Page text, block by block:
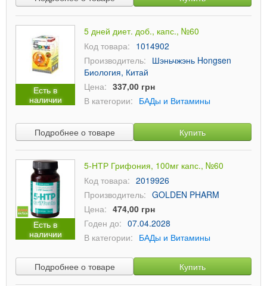
Есть в
наличии
5 дней диет. доб., капс., №60
Код товара: 1014902
Производитель: Шэньчжэнь Hongsen
Биология, Китай
Цена: 337,00 грн
В категории: БАДы и Витамины
Подробнее о товаре Купить
Есть в
наличии
5-НТР Грифония, 100мг капс., №60
Код товара: 2019926
Производитель: GOLDEN PHARM
Цена: 474,00 грн
Годен до: 07.04.2028
В категории: БАДы и Витамины
Подробнее о товаре Купить